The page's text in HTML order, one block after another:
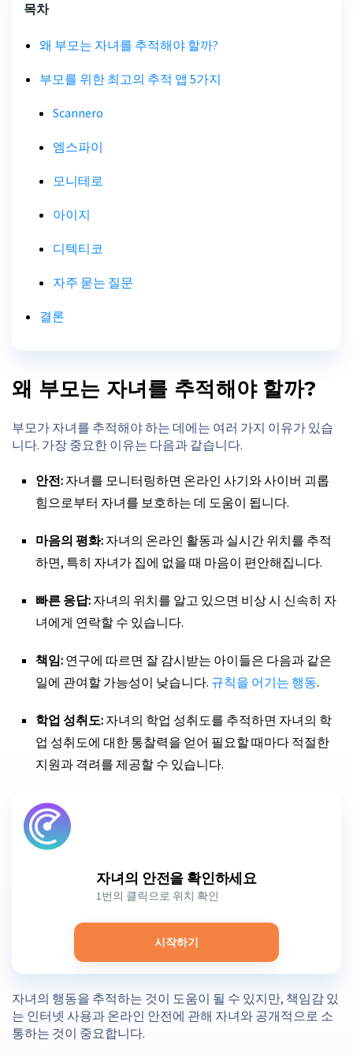
목차
왜 부모는 자녀를 추적해야 할까?
부모를 위한 최고의 추적 앱 5가지
Scannero
엠스파이
모니테로
아이지
디텍티코
자주 묻는 질문
결론
왜 부모는 자녀를 추적해야 할까?
부모가 자녀를 추적해야 하는 데에는 여러 가지 이유가 있습
니다. 가장 중요한 이유는 다음과 같습니다.
안전: 자녀를 모니터링하면 온라인 사기와 사이버 괴롭
힘으로부터 자녀를 보호하는 데 도움이 됩니다.
마음의 평화: 자녀의 온라인 활동과 실시간 위치를 추적
하면, 특히 자녀가 집에 없을 때 마음이 편안해집니다.
빠른 응답: 자녀의 위치를 알고 있으면 비상 시 신속히 자
녀에게 연락할 수 있습니다.
책임: 연구에 따르면 잘 감시받는 아이들은 다음과 같은
일에 관여할 가능성이 낮습니다. 규칙을 어기는 행동.
학업 성취도: 자녀의 학업 성취도를 추적하면 자녀의 학
업 성취도에 대한 통찰력을 얻어 필요할 때마다 적절한
지원과 격려를 제공할 수 있습니다.
자녀의 안전을 확인하세요
1번의 클릭으로 위치 확인
시작하기
자녀의 행동을 추적하는 것이 도움이 될 수 있지만, 책임감 있
는 인터넷 사용과 온라인 안전에 관해 자녀와 공개적으로 소
통하는 것이 중요합니다.